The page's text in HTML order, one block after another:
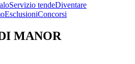
Servizio tendeDiventare
EsclusioniConcorsi
MANOR